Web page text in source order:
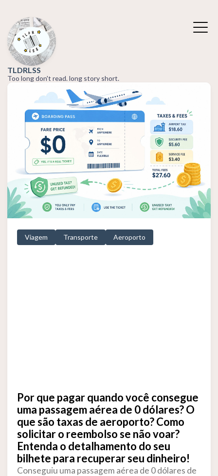
TLDRLSS
Too long don't read. long story short.
Viagem Transporte Aeroporto
Por que pagar quando você consegue
uma passagem aérea de 0 dólares? O
que são taxas de aeroporto? Como
solicitar o reembolso se não voar?
Entenda o detalhamento do seu
bilhete para recuperar seu dinheiro!
Conseguiu uma passagem aérea de 0 dólares de